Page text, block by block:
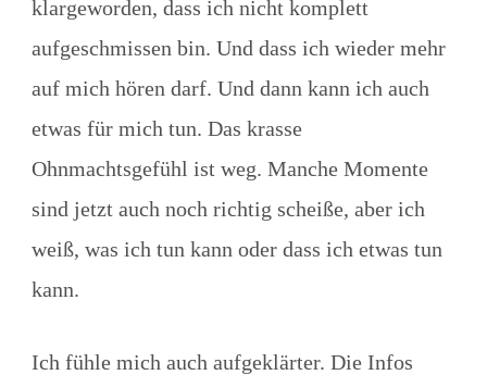
klargeworden, dass ich nicht komplett
aufgeschmissen bin. Und dass ich wieder mehr
auf mich hören darf. Und dann kann ich auch
etwas für mich tun. Das krasse
Ohnmachtsgefühl ist weg. Manche Momente
sind jetzt auch noch richtig scheiße, aber ich
weiß, was ich tun kann oder dass ich etwas tun
kann.
Ich fühle mich auch aufgeklärter. Die Infos